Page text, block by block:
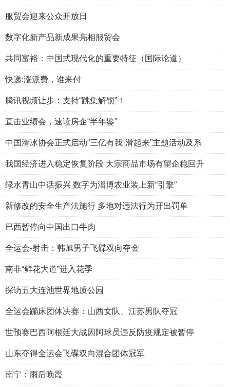
服贸会迎来公众开放日
数字化新产品新成果亮相服贸会
共同富裕：中国式现代化的重要特征（国际论道）
快递:涨派费，谁来付
腾讯视频让步：支持“跳集解锁”！
直击业绩会，速读房企“半年鉴”
中国滑冰协会正式启动“三亿有我·滑起来”主题活动及系
我国经济进入稳定恢复阶段 大宗商品市场有望企稳回升
绿水青山中话振兴 数字为淄博农业装上新“引擎”
新修改的安全生产法施行 多地对违法行为开出罚单
巴西暂停向中国出口牛肉
全运会-射击：韩旭男子飞碟双向夺金
南非“鲜花大道”进入花季
探访五大连池世界地质公园
全运会蹦床团体决赛：山西女队、江苏男队夺冠
世预赛巴西阿根廷大战因阿球员违反防疫规定被暂停
山东夺得全运会飞碟双向混合团体冠军
南宁：雨后晚霞